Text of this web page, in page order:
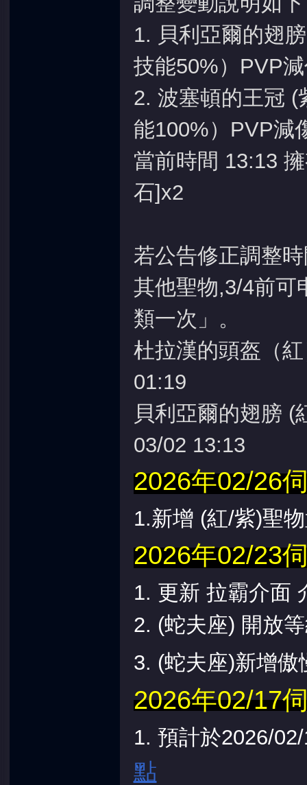
1. 貝利亞爾的翅
技能50%）PVP
2. 波塞頓的王冠 (
能100%）PVP減
當前時間 13:13
石]x2
若公告修正調整
其他聖物,3/4前可
類一次」。
杜拉漢的頭盔（
01:19
貝利亞爾的翅膀
03/02 13:13
2026年02/26
1.新增 (紅/紫)聖
2026年02/23
1. 更新 拉霸介面
2. (蛇夫座) 開放
3. (蛇夫座)新增傲
2026年02/17
1. 預計於2026/
點